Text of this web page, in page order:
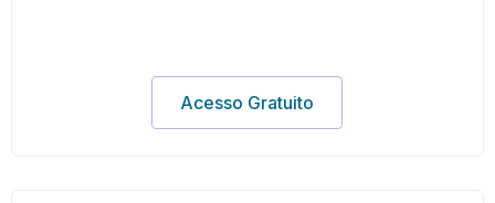
Acesso Gratuito